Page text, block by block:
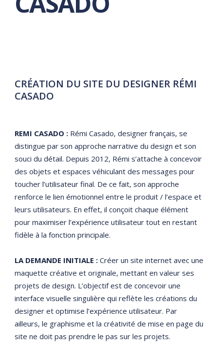
CRÉATION DU SITE DU DESIGNER RÉMI
CASADO
REMI CASADO : Rémi Casado, designer français, se
distingue par son approche narrative du design et son
souci du détail. Depuis 2012, Rémi s’attache à concevoir
des objets et espaces véhiculant des messages pour
toucher l’utilisateur final. De ce fait, son approche
renforce le lien émotionnel entre le produit / l’espace et
leurs utilisateurs. En effet, il conçoit chaque élément
pour maximiser l’expérience utilisateur tout en restant
fidèle à la fonction principale.
LA DEMANDE INITIALE : Créer un site internet avec une
maquette créative et originale, mettant en valeur ses
projets de design. L’objectif est de concevoir une
interface visuelle singulière qui reflète les créations du
designer et optimise l’expérience utilisateur. Par
ailleurs, le graphisme et la créativité de mise en page du
site ne doit pas prendre le pas sur les projets.